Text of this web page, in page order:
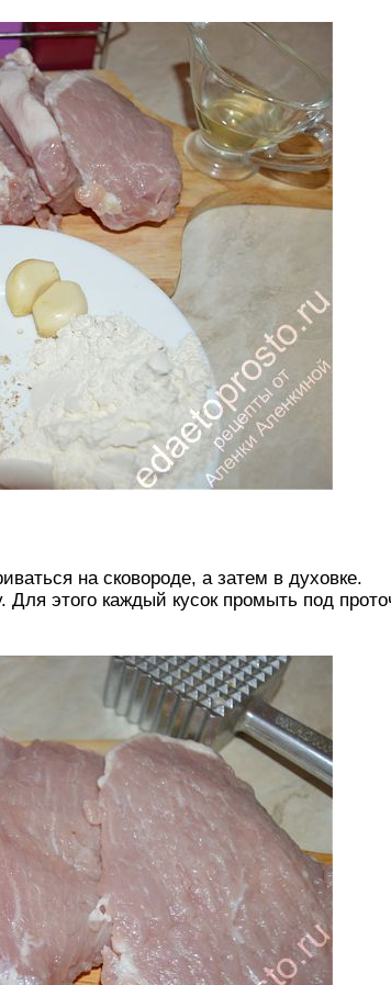
на сковороде, а затем в духовке.
этого каждый кусок промыть под